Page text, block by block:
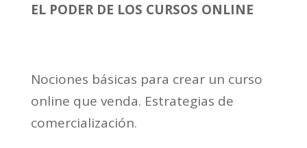
EL PODER DE LOS CURSOS ONLINE
Nociones básicas para crear un curso
online que venda. Estrategias de
comercialización.